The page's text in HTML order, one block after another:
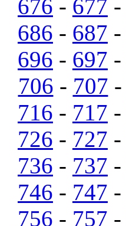
676 - 677 -
686 - 687 -
696 - 697 -
706 - 707 -
716 - 717 -
726 - 727 -
736 - 737 -
746 - 747 -
756 - 757 -